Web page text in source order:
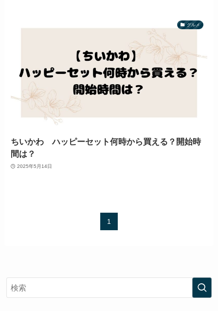
グルメ
ちいかわ ハッピーセット何時から買える？開始時
間は？
2025年5月14日
1